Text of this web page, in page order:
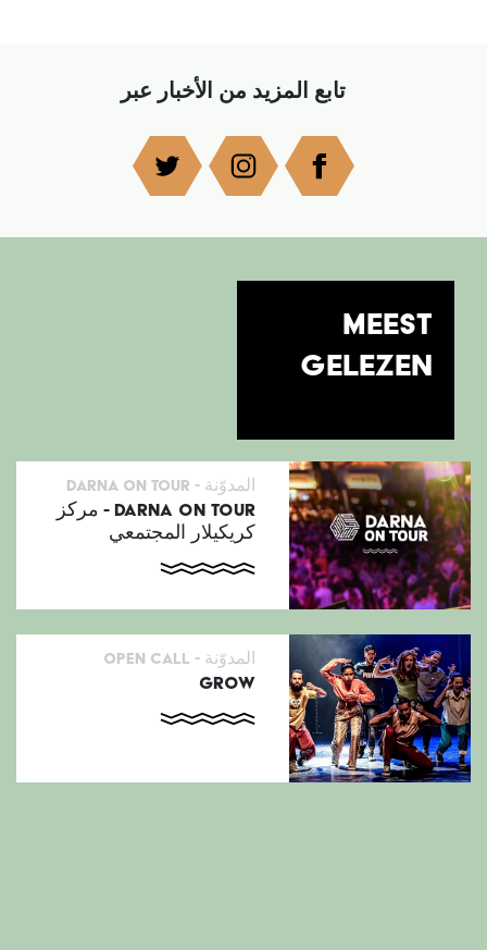
تابع المزيد من الأخبار عبر
MEEST
GELEZEN
المدوّنة - Darna on tour
DARNA ON TOUR - مركز
كريكيلار المجتمعي
المدوّنة - open call
GROW